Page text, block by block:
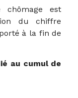
chômage est
du chiffre
à la fin de
au cumul de